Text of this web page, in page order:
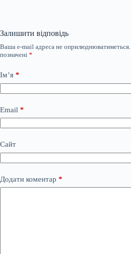
Залишити відповідь
Ваша e-mail адреса не оприлюднюватиметься.
позначені *
Ім’я *
Email *
Сайт
Додати коментар *